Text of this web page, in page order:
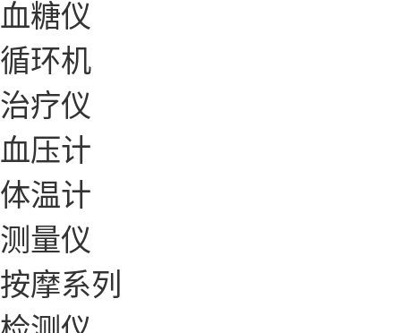
血糖仪
循环机
治疗仪
血压计
体温计
测量仪
按摩系列